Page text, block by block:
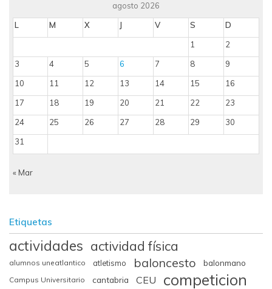
agosto 2026
L
M X J V S
D
1
2
3
4 5 6 7 8
9
10
11 12 13 14 15
16
17
18 19 20 21 22
23
24
25 26 27 28 29
30
31
« Mar
Etiquetas
actividades actividad física
alumnos uneatlantico atletismo baloncesto balonmano
Campus Universitario cantabria CEU competicion